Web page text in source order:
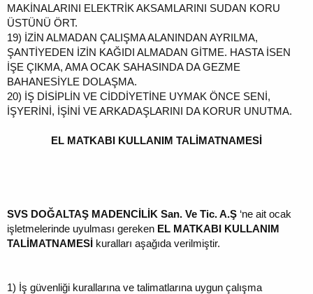
MAKİNALARINI ELEKTRİK AKSAMLARINI SUDAN KORU
ÜSTÜNÜ ÖRT.
19) İZİN ALMADAN ÇALIŞMA ALANINDAN AYRILMA,
ŞANTİYEDEN İZİN KAĞIDI ALMADAN GİTME. HASTA İSEN
İŞE ÇIKMA, AMA OCAK SAHASINDA DA GEZME
BAHANESİYLE DOLAŞMA.
20) İŞ DİSİPLİN VE CİDDİYETİNE UYMAK ÖNCE SENİ,
İŞYERİNİ, İŞİNİ VE ARKADAŞLARINI DA KORUR UNUTMA.
EL MATKABI KULLANIM TALİMATNAMESİ
SVS DOĞALTAŞ MADENCİLİK San. Ve Tic. A.Ş ‘ne ait ocak
işletmelerinde uyulması gereken EL MATKABI KULLANIM
TALİMATNAMESİ kuralları aşağıda verilmiştir.
1) İş güvenliği kurallarına ve talimatlarına uygun çalışma